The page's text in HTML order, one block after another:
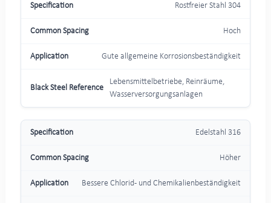
Rostfreier Stahl 304
Hoch
Gute allgemeine Korrosionsbeständigkeit
Lebensmittelbetriebe, Reinräume,
Wasserversorgungsanlagen
Edelstahl 316
Höher
Bessere Chlorid- und Chemikalienbeständigkeit